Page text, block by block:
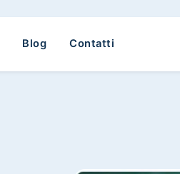
Blog Contatti